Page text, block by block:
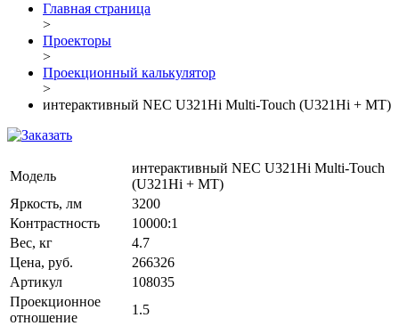
Главная страница
>
Проекторы
>
Проекционный калькулятор
>
интерактивный NEC U321Hi Multi-Touch (U321Hi + МТ)
Модель
интерактивный NEC U321Hi Multi-Touch
(U321Hi + МТ)
Яркость, лм
3200
Контрастность
10000:1
Вес, кг
4.7
Цена, руб.
266326
Артикул
108035
Проекционное
отношение
1.5